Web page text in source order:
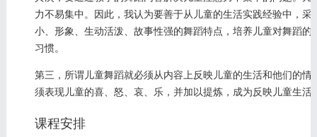
力不易集中。因此，我认为要善于从儿童的生活实践经验中，
小、形象、生动活泼、故事性强的舞蹈特点，培养儿童对舞蹈
习惯。
第三，所谓儿童舞蹈就必须从内容上反映儿童的生活和他们的
须表现儿童的喜、怒、哀、乐，并加以提炼，成为反映儿童生活
课程安排